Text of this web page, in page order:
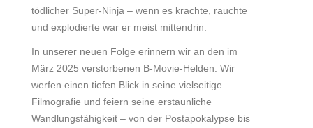
tödlicher Super-Ninja – wenn es krachte, rauchte
und explodierte war er meist mittendrin.
In unserer neuen Folge erinnern wir an den im
März 2025 verstorbenen B-Movie-Helden. Wir
werfen einen tiefen Blick in seine vielseitige
Filmografie und feiern seine erstaunliche
Wandlungsfähigkeit – von der Postapokalypse bis